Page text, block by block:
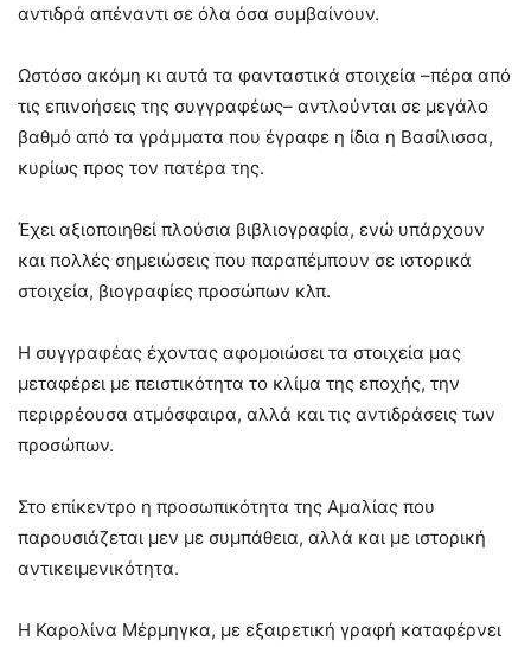
αντιδρά απέναντι σε όλα όσα συμβαίνουν.
Ωστόσο ακόμη κι αυτά τα φανταστικά στοιχεία –πέρα από
τις επινοήσεις της συγγραφέως– αντλούνται σε μεγάλο
βαθμό από τα γράμματα που έγραφε η ίδια η Βασίλισσα,
κυρίως προς τον πατέρα της.
Έχει αξιοποιηθεί πλούσια βιβλιογραφία, ενώ υπάρχουν
και πολλές σημειώσεις που παραπέμπουν σε ιστορικά
στοιχεία, βιογραφίες προσώπων κλπ.
Η συγγραφέας έχοντας αφομοιώσει τα στοιχεία μας
μεταφέρει με πειστικότητα το κλίμα της εποχής, την
περιρρέουσα ατμόσφαιρα, αλλά και τις αντιδράσεις των
προσώπων.
Στο επίκεντρο η προσωπικότητα της Αμαλίας που
παρουσιάζεται μεν με συμπάθεια, αλλά και με ιστορική
αντικειμενικότητα.
Η Καρολίνα Μέρμηγκα, με εξαιρετική γραφή καταφέρνει